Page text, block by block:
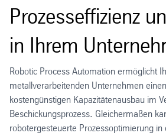
Prozesseffizienz
in Ihrem
Robotic Process Automation ermöglicht
metallverarbeitenden Unternehmen
kostengünstigen Kapazitätenausbau im
Beschickungsprozess. Gleichermaßen
robotergesteuerte Prozessoptimierung